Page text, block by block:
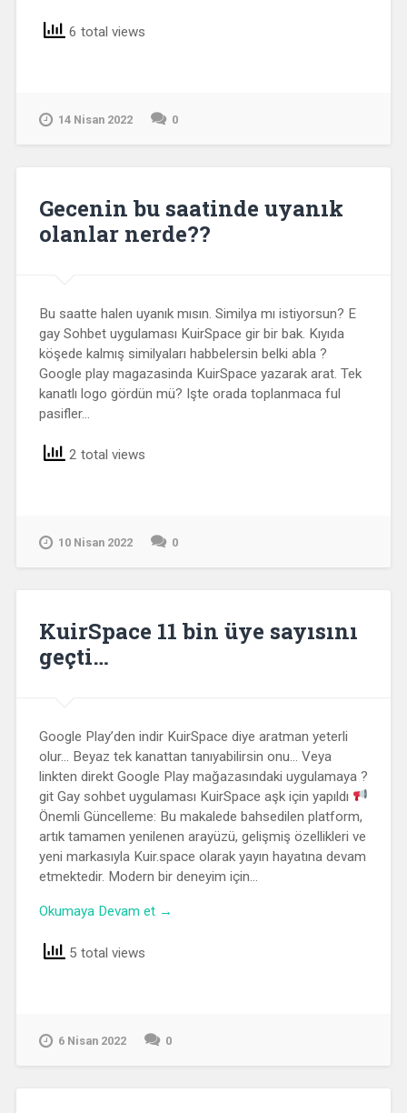
6 total views
14 Nisan 2022 0
Gecenin bu saatinde uyanık
olanlar nerde??
Bu saatte halen uyanık mısın. Similya mı istiyorsun? E
gay Sohbet uygulaması KuirSpace gir bir bak. Kıyıda
köşede kalmış similyaları habbelersin belki abla ?
Google play magazasinda KuirSpace yazarak arat. Tek
kanatlı logo gördün mü? Işte orada toplanmaca ful
pasifler…
2 total views
10 Nisan 2022 0
KuirSpace 11 bin üye sayısını
geçti…
Google Play’den indir KuirSpace diye aratman yeterli
olur… Beyaz tek kanattan tanıyabilirsin onu… Veya
linkten direkt Google Play mağazasındaki uygulamaya ?
git Gay sohbet uygulaması KuirSpace aşk için yapıldı
Önemli Güncelleme: Bu makalede bahsedilen platform,
artık tamamen yenilenen arayüzü, gelişmiş özellikleri ve
yeni markasıyla Kuir.space olarak yayın hayatına devam
etmektedir. Modern bir deneyim için…
Okumaya Devam et →
5 total views
6 Nisan 2022 0